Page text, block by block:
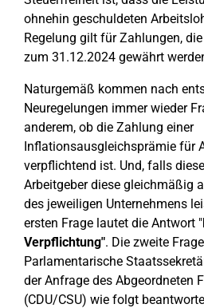
ohnehin geschuldeten
Regelung gilt für Zahlungen,
zum 31.12.2024 gewährt
Naturgemäß kommen nach
Neuregelungen immer wieder
anderem, ob die Zahlung einer
Inflationsausgleichsprämie für
verpflichtend ist. Und, falls
Arbeitgeber diese gleichmäßig
des jeweiligen Unternehmens
ersten Frage lautet die Antwort "
Verpflichtung". Die zweite
Parlamentarische
der Anfrage des Abgeordneten
(CDU/CSU) wie folgt